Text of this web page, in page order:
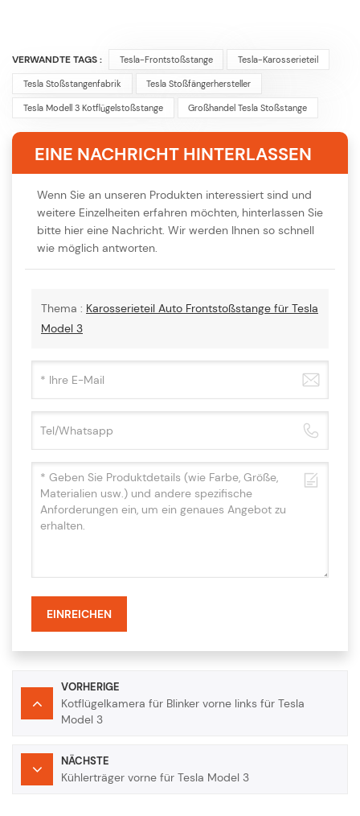
VERWANDTE TAGS : Tesla-Frontstoßstange Tesla-Karosserieteil
Tesla Stoßstangenfabrik Tesla Stoßfängerhersteller
Tesla Modell 3 Kotflügelstoßstange Großhandel Tesla Stoßstange
EINE NACHRICHT HINTERLASSEN
Wenn Sie an unseren Produkten interessiert sind und
weitere Einzelheiten erfahren möchten, hinterlassen Sie
bitte hier eine Nachricht. Wir werden Ihnen so schnell
wie möglich antworten.
Thema : Karosserieteil Auto Frontstoßstange für Tesla
Model 3
EINREICHEN
VORHERIGE
Kotflügelkamera für Blinker vorne links für Tesla
Model 3
NÄCHSTE
Kühlerträger vorne für Tesla Model 3